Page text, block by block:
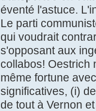
éventé l'astuce.
Le parti
qui voudrait
s'opposant aux
collabos! Oestrich
même fortune
significatives, (i)
de tout à Vernon